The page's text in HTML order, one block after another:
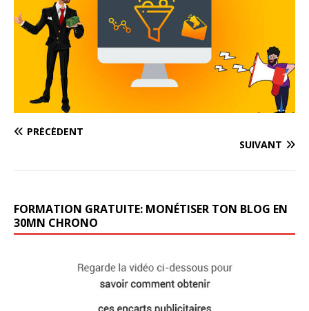
PRÉCÉDENT
SUIVANT
FORMATION GRATUITE: MONÉTISER TON BLOG EN
30MN CHRONO